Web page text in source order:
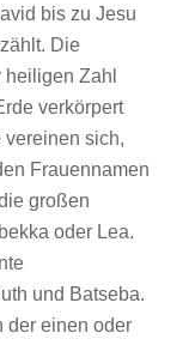
bis zu Jesu
Die
Zahl
verkörpert
vereinen sich,
Frauennamen
großen
oder Lea.
und Batseba.
der einen oder